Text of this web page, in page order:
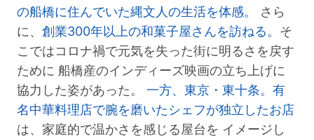
の船橋に住んでいた縄文人の生活を体感。
さら
に、 創業300年以上の和菓子屋さんを訪ねる。 そ
こではコロナ禍で元気を失った街に明るさを戻す
ために 船橋産のインディーズ映画の立ち上げに
協力した姿があった。 一方、東京・東十条。有
名中華料理店で腕を磨いたシェフが独立したお店
は、家庭的で温かさを感じる屋台を イメージし